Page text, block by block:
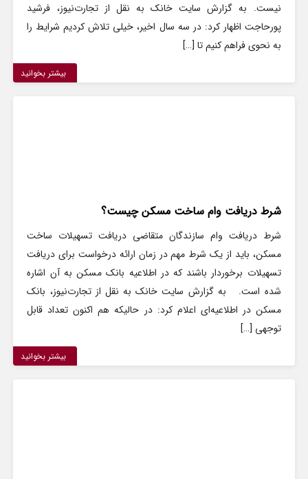
نیست. به گزارش سایت خانک به نقل از تجارت‌نیوز، فرشید
پورحاجت اظهار کرد: در سه سال اخیر، خیلی تلاش کردیم شرایط را
به نحوی فراهم کنیم تا […]
بیشتر بخوانید
شرط دریافت وام ساخت مسکن چیست؟
شرط دریافت وام سازندگان متقاضی دریافت تسهیلات ساخت
مسکن، باید از یک شرط مهم در زمان ارائه درخواست برای دریافت
تسهیلات برخوردار باشند که در اطلاعیه بانک مسکن به آن اشاره
شده است. به گزارش سایت خانک به نقل از تجارت‌نیوز، بانک
مسکن در اطلاعیه‌ای اعلام کرد: در حالیکه هم اکنون تعداد قابل
توجهی […]
بیشتر بخوانید